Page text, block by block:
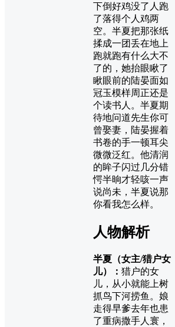
下倒好鸡没了人跑
了落得个人鸡两
空。半夏把那张纸
揉成一团丢在地上
跑就跑有什么大不
了的，她抬眼瞅了
瞅眼前的陆晏面如
冠玉模样周正还是
个读书人。半夏期
待地问道先生你可
曾娶妻，陆晏握着
书卷的手一顿耳尖
微微泛红。他清润
的眸子闪过几分错
愕半晌才轻咳一声
说尚未，半夏说那
你看我怎么样。
人物解析
半夏（女主/猎户女
儿）： 猎户的女
儿，从小就能上树
抓鸟下河捞鱼。娘
走得早爹去年也患
了重病撒手人寰，